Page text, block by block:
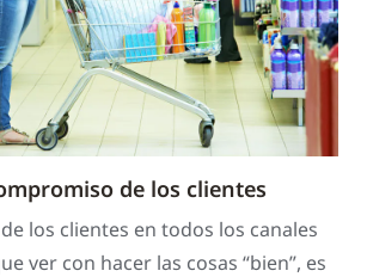
de los clientes
los clientes en todos los canales
ver con hacer las cosas “bien”, es